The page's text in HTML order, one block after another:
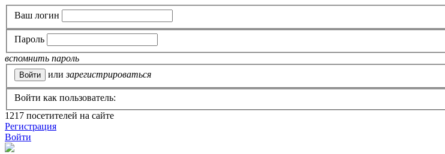
Ваш логин
Пароль
вспомнить пароль
или зарегистрироваться
Войти как пользователь:
1217 посетителей на сайте
Регистрация
Войти